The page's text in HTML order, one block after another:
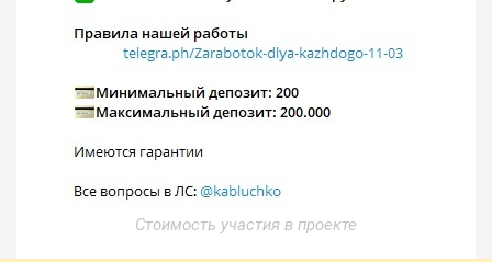
Стоимость участия в проекте